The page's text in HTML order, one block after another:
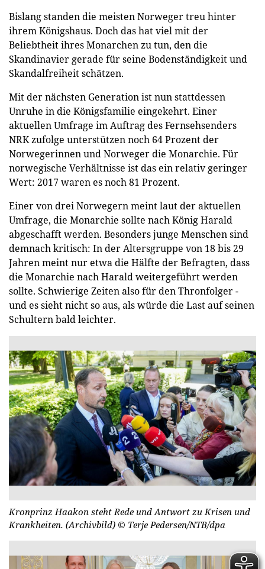
Bislang standen die meisten Norweger treu hinter
ihrem Königshaus. Doch das hat viel mit der
Beliebtheit ihres Monarchen zu tun, den die
Skandinavier gerade für seine Bodenständigkeit und
Skandalfreiheit schätzen.
Mit der nächsten Generation ist nun stattdessen
Unruhe in die Königsfamilie eingekehrt. Einer
aktuellen Umfrage im Auftrag des Fernsehsenders
NRK zufolge unterstützen noch 64 Prozent der
Norwegerinnen und Norweger die Monarchie. Für
norwegische Verhältnisse ist das ein relativ geringer
Wert: 2017 waren es noch 81 Prozent.
Einer von drei Norwegern meint laut der aktuellen
Umfrage, die Monarchie sollte nach König Harald
abgeschafft werden. Besonders junge Menschen sind
demnach kritisch: In der Altersgruppe von 18 bis 29
Jahren meint nur etwa die Hälfte der Befragten, dass
die Monarchie nach Harald weitergeführt werden
sollte. Schwierige Zeiten also für den Thronfolger -
und es sieht nicht so aus, als würde die Last auf seinen
Schultern bald leichter.
Kronprinz Haakon steht Rede und Antwort zu Krisen und
Krankheiten. (Archivbild) © Terje Pedersen/NTB/dpa